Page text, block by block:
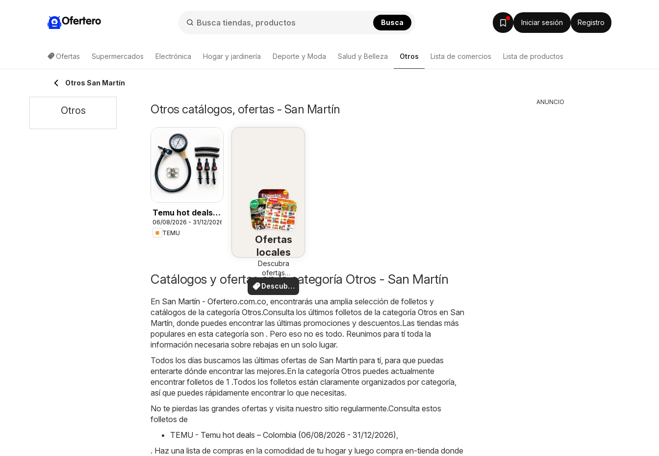
Ofertero Busca Iniciar sesión Registro
Ofertas Supermercados Electrónica Hogar y jardinería Deporte y Moda Salud y Belleza Otros Lista de comercios Lista de productos
Otros San Martín
Otros catálogos, ofertas - San Martín
Temu hot deals –
Colombia
06/08/2026 - 31/12/2026
TEMU
Ofertas
locales
Descubra
ofertas
especiales
Descubre
ofertas
Catálogos y ofertas en la categoría Otros - San Martín
En San Martín - Ofertero.com.co, encontrarás una amplia selección de folletos y
catálogos de la categoría Otros.Consulta los últimos folletos de la categoría Otros en San
Martín, donde puedes encontrar las últimas promociones y descuentos.Las tiendas más
populares en esta categoría son . Pero eso no es todo. Reunimos para tí toda la
información necesaria sobre rebajas en un solo lugar.
Todos los días buscamos las últimas ofertas de San Martín para tí, para que puedas
enterarte dónde encontrar las mejores.En la categoría Otros puedes actualmente
encontrar folletos de 1 .Todos los folletos están claramente organizados por categoría,
así que puedes rápidamente encontrar lo que necesitas.
No te pierdas las grandes ofertas y visita nuestro sitio regularmente.Consulta estos
folletos de
TEMU - Temu hot deals – Colombia (06/08/2026 - 31/12/2026),
. Haz una lista de compras en la comodidad de tu hogar y luego compra en-tienda donde
Otros
ANUNCIO